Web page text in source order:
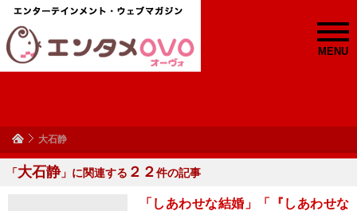
MENU
大石静
「大石静」に関連する ２２件の記事
「しあわせな結婚」「『しあわせな